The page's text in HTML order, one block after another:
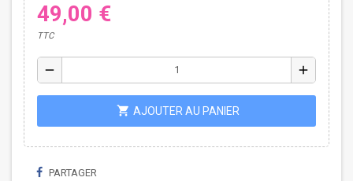
49,00 €
TTC
remove add
shopping_cart AJOUTER AU PANIER
PARTAGER